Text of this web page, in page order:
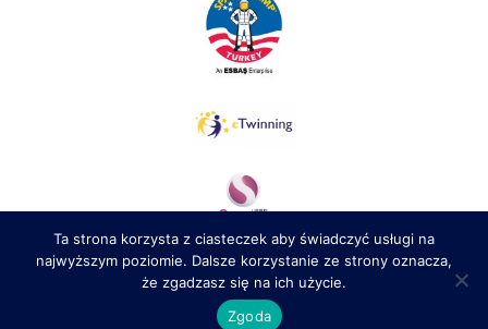
Ta strona korzysta z ciasteczek aby świadczyć usługi na
najwyższym poziomie. Dalsze korzystanie ze strony oznacza,
że zgadzasz się na ich użycie.
Zgoda